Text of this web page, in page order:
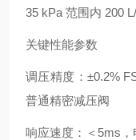
35 kPa 范围内 200
关键性能参数
调压精度：±0.2%
普通精密减压阀
响应速度：＜5ms